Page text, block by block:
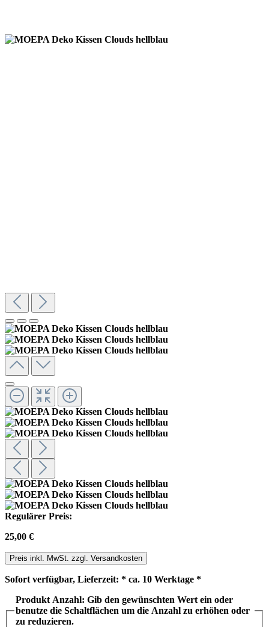
Regulärer Preis:
25,00 €
Preis inkl. MwSt. zzgl. Versandkosten
Sofort verfügbar, Lieferzeit: * ca. 10 Werktage *
Produkt Anzahl: Gib den gewünschten Wert ein oder
benutze die Schaltflächen um die Anzahl zu erhöhen oder
zu reduzieren.